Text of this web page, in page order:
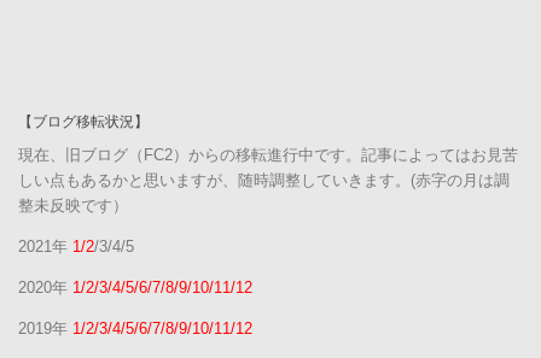
【ブログ移転状況】
現在、旧ブログ（FC2）からの移転進行中です。記事によってはお見苦
しい点もあるかと思いますが、随時調整していきます。(赤字の月は調
整未反映です）
2021年 1/2/3/4/5
2020年 1/2/3/4/5/6/7/8/9/10/11/12
2019年 1/2/3/4/5/6/7/8/9/10/11/12